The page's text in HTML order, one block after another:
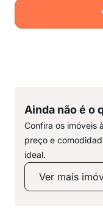
Ainda não é o
Confira os imóveis
preço e
ideal.
Ver mais